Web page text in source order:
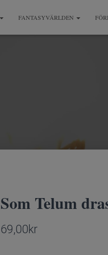
FANTASYVÄRLDEN
Som Telum
69,00kr